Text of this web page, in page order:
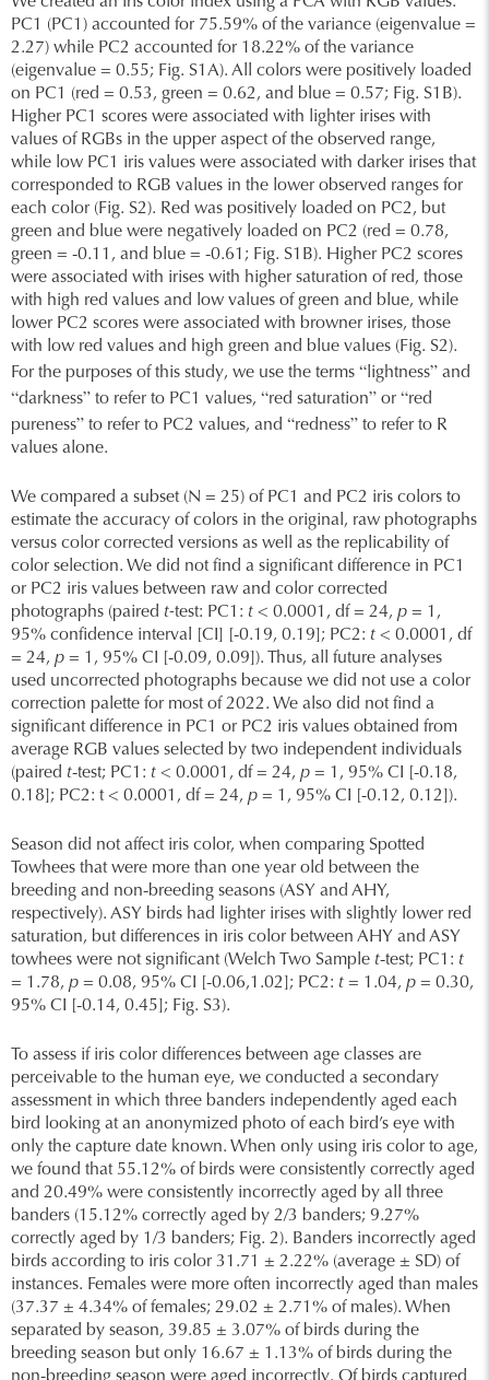
PC1 (PC1) accounted for 75.59% of the variance (eigenvalue =
2.27) while PC2 accounted for 18.22% of the variance
(eigenvalue = 0.55; Fig. S1A). All colors were positively loaded
on PC1 (red = 0.53, green = 0.62, and blue = 0.57; Fig. S1B).
Higher PC1 scores were associated with lighter irises with
values of RGBs in the upper aspect of the observed range,
while low PC1 iris values were associated with darker irises that
corresponded to RGB values in the lower observed ranges for
each color (Fig. S2). Red was positively loaded on PC2, but
green and blue were negatively loaded on PC2 (red = 0.78,
green = -0.11, and blue = -0.61; Fig. S1B). Higher PC2 scores
were associated with irises with higher saturation of red, those
with high red values and low values of green and blue, while
lower PC2 scores were associated with browner irises, those
with low red values and high green and blue values (Fig. S2).
For the purposes of this study, we use the terms “ lightness” and
“darkness” to refer to PC1 values, “red saturation” or “red
pureness” to refer to PC2 values, and “redness” to refer to R
values alone.
We compared a subset (N = 25) of PC1 and PC2 iris colors to
estimate the accuracy of colors in the original, raw photographs
versus color corrected versions as well as the replicability of
color selection. We did not find a significant difference in PC1
or PC2 iris values between raw and color corrected
photographs (paired t-test: PC1: t < 0.0001, df = 24, p = 1,
95% confidence interval [CI] [-0.19, 0.19]; PC2: t < 0.0001, df
= 24, p = 1, 95% CI [-0.09, 0.09]). Thus, all future analyses
used uncorrected photographs because we did not use a color
correction palette for most of 2022. We also did not find a
significant difference in PC1 or PC2 iris values obtained from
average RGB values selected by two independent individuals
(paired t-test; PC1: t < 0.0001, df = 24, p = 1, 95% CI [-0.18,
0.18]; PC2: t < 0.0001, df = 24, p = 1, 95% CI [-0.12, 0.12]).
Season did not affect iris color, when comparing Spotted
Towhees that were more than one year old between the
breeding and non-breeding seasons (ASY and AHY,
respectively). ASY birds had lighter irises with slightly lower red
saturation, but differences in iris color between AHY and ASY
towhees were not significant (Welch Two Sample t-test; PC1: t
= 1.78, p = 0.08, 95% CI [-0.06,1.02]; PC2: t = 1.04, p = 0.30,
95% CI [-0.14, 0.45]; Fig. S3).
To assess if iris color differences between age classes are
perceivable to the human eye, we conducted a secondary
assessment in which three banders independently aged each
bird looking at an anonymized photo of each bird’s eye with
only the capture date known. When only using iris color to age,
we found that 55.12% of birds were consistently correctly aged
and 20.49% were consistently incorrectly aged by all three
banders (15.12% correctly aged by 2/3 banders; 9.27%
correctly aged by 1/3 banders; Fig. 2). Banders incorrectly aged
birds according to iris color 31.71 ± 2.22% (average ± SD) of
instances. Females were more often incorrectly aged than males
(37.37 ± 4.34% of females; 29.02 ± 2.71% of males). When
separated by season, 39.85 ± 3.07% of birds during the
breeding season but only 16.67 ± 1.13% of birds during the